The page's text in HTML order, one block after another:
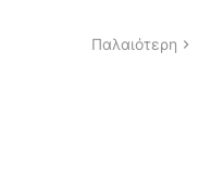
Παλαιότερη